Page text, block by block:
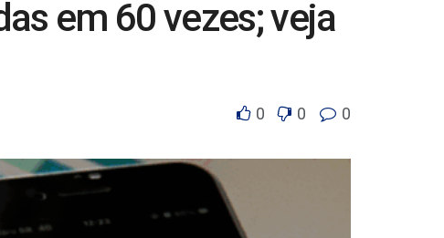
em 60 vezes; veja
0 0 0